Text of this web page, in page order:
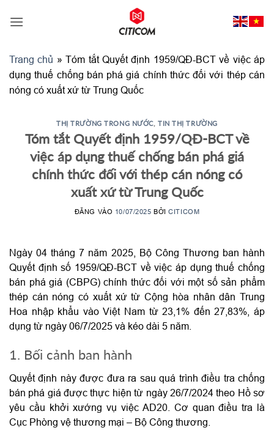
qua
Trang chủ »Tóm tắt Quyết định 1959/QĐ-BCT về việc áp
dụng thuế chống bán phá giá chính thức đối với thép cán
nóng có xuất xứ từ Trung Quốc
THỊ TRƯỜNG TRONG NƯỚC,TIN THỊ TRƯỜNG
Tóm tắt Quyết định 1959/QĐ-BCT về
việc áp dụng thuế chống bán phá giá
chính thức đối với thép cán nóng có
xuất xứ từ Trung Quốc
ĐĂNG VÀO 10/07/2025 BỞICITICOM
Ngày 04 tháng 7 năm 2025, Bộ Công Thương ban hành
Quyết định số 1959/QĐ-BCT về việc áp dụng thuế chống
bán phá giá (CBPG) chính thức đối với một số sản phẩm
thép cán nóng có xuất xứ từ Cộng hòa nhân dân Trung
Hoa nhập khẩu vào Việt Nam từ 23,1% đến 27,83%, áp
dụng từ ngày 06/7/2025 và kéo dài 5 năm.
1. Bối cảnh ban hành
Quyết định này được đưa ra sau quá trình điều tra chống
bán phá giá được thực hiện từ ngày 26/7/2024 theo Hồ sơ
yêu cầu khởi xướng vụ việc AD20. Cơ quan điều tra là
Cục Phòng vệ thương mại – Bộ Công thương.